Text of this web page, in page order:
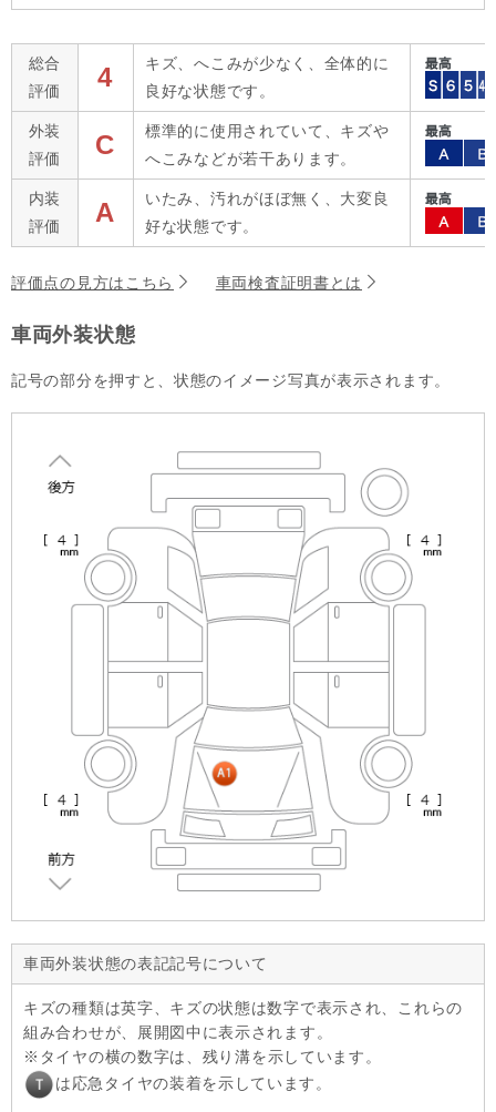
総合
評価
4
キズ、へこみが少なく、全体的に
良好な状態です。
外装
評価
C
標準的に使用されていて、キズや
へこみなどが若干あります。
内装
評価
A
いたみ、汚れがほぼ無く、大変良
好な状態です。
評価点の見方はこちら 車両検査証明書とは
車両外装状態
記号の部分を押すと、状態のイメージ写真が表示されます。
車両外装状態の表記記号について
キズの種類は英字、キズの状態は数字で表示され、これらの
組み合わせが、展開図中に表示されます。
タイヤの横の数字は、残り溝を示しています。
は応急タイヤの装着を示しています。